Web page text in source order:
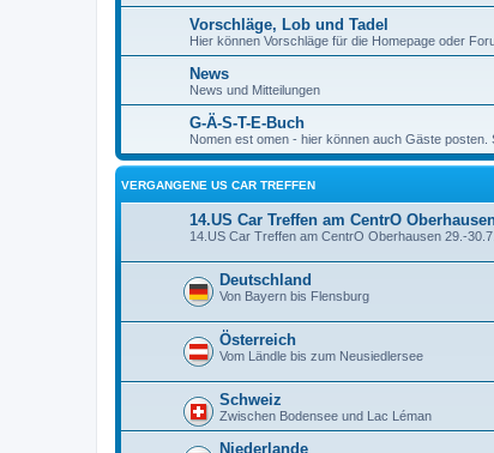
Vorschläge, Lob und Tadel
Hier können Vorschläge für die Homepage oder
News
News und Mitteilungen
G-Ä-S-T-E-Buch
Nomen est omen - hier können auch Gäste posten.
VERGANGENE US CAR TREFFEN
14.US Car Treffen am CentrO
14.US Car Treffen am CentrO Oberhausen 29.-
Deutschland
Von Bayern bis Flensburg
Österreich
Vom Ländle bis zum Neusiedlersee
Schweiz
Zwischen Bodensee und Lac Léman
Niederlande